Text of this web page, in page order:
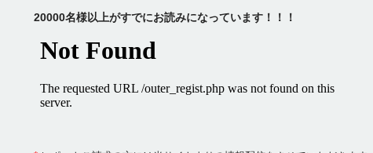
20000名様以上がすでにお読みになっています！！！